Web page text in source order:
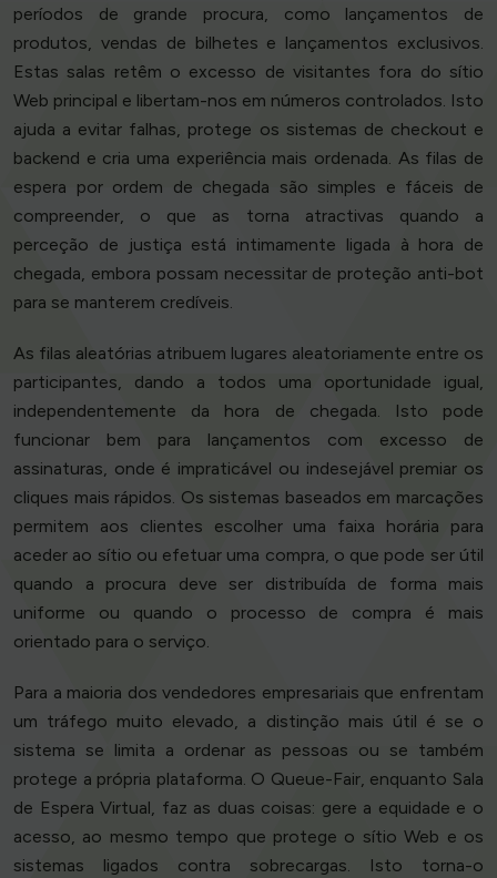
períodos de grande procura, como lançamentos de
produtos, vendas de bilhetes e lançamentos exclusivos.
Estas salas retêm o excesso de visitantes fora do sítio
Web principal e libertam-nos em números controlados. Isto
ajuda a evitar falhas, protege os sistemas de checkout e
backend e cria uma experiência mais ordenada. As filas de
espera por ordem de chegada são simples e fáceis de
compreender, o que as torna atractivas quando a
perceção de justiça está intimamente ligada à hora de
chegada, embora possam necessitar de proteção anti-bot
para se manterem credíveis.
As filas aleatórias atribuem lugares aleatoriamente entre os
participantes, dando a todos uma oportunidade igual,
independentemente da hora de chegada. Isto pode
funcionar bem para lançamentos com excesso de
assinaturas, onde é impraticável ou indesejável premiar os
cliques mais rápidos. Os sistemas baseados em marcações
permitem aos clientes escolher uma faixa horária para
aceder ao sítio ou efetuar uma compra, o que pode ser útil
quando a procura deve ser distribuída de forma mais
uniforme ou quando o processo de compra é mais
orientado para o serviço.
Para a maioria dos vendedores empresariais que enfrentam
um tráfego muito elevado, a distinção mais útil é se o
sistema se limita a ordenar as pessoas ou se também
protege a própria plataforma. O Queue-Fair, enquanto Sala
de Espera Virtual, faz as duas coisas: gere a equidade e o
acesso, ao mesmo tempo que protege o sítio Web e os
sistemas ligados contra sobrecargas. Isto torna-o